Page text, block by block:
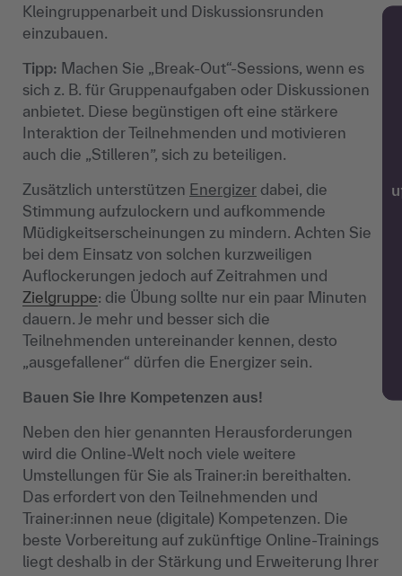
Kleingruppenarbeit und Diskussionsrunden
einzubauen.
Tipp: Machen Sie „Break-Out“-Sessions, wenn es
sich z. B. für Gruppenaufgaben oder Diskussionen
anbietet. Diese begünstigen oft eine stärkere
Interaktion der Teilnehmenden und motivieren
auch die „Stilleren”, sich zu beteiligen.
Zusätzlich unterstützen Energizer dabei, die
Stimmung aufzulockern und aufkommende
Müdigkeitserscheinungen zu mindern. Achten Sie
bei dem Einsatz von solchen kurzweiligen
Auflockerungen jedoch auf Zeitrahmen und
Zielgruppe: die Übung sollte nur ein paar Minuten
dauern. Je mehr und besser sich die
Teilnehmenden untereinander kennen, desto
„ausgefallener“ dürfen die Energizer sein.
Bauen Sie Ihre Kompetenzen aus!
Neben den hier genannten Herausforderungen
wird die Online-Welt noch viele weitere
Umstellungen für Sie als Trainer:in bereithalten.
Das erfordert von den Teilnehmenden und
Trainer:innen neue (digitale) Kompetenzen. Die
beste Vorbereitung auf zukünftige Online-Trainings
liegt deshalb in der Stärkung und Erweiterung Ihrer